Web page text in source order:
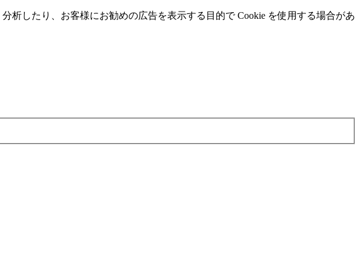
析したり、お客様にお勧めの広告を表⽰する⽬的で Cookie を使⽤する場合があ